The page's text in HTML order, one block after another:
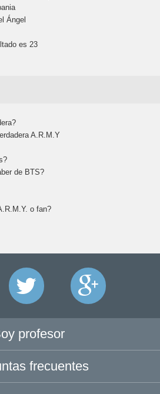
Ángel
es 23
A.R.M.Y
de BTS?
o fan?
profesor
frecuentes